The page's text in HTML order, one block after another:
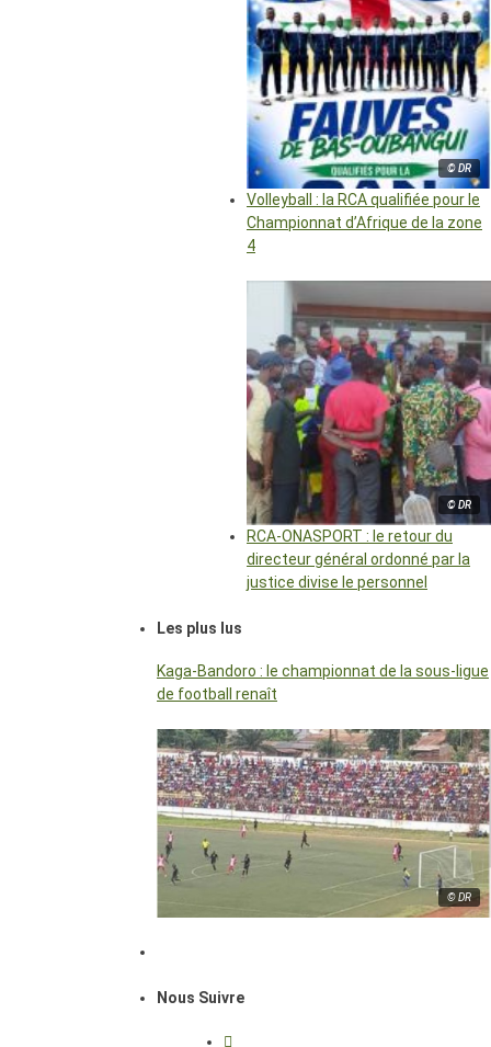
© DR
Volleyball : la RCA qualifiée pour le
Championnat d’Afrique de la zone
4
© DR
RCA-ONASPORT : le retour du
directeur général ordonné par la
justice divise le personnel
Les plus lus
Kaga-Bandoro : le championnat de la sous-ligue
de football renaît
© DR
Nous Suivre